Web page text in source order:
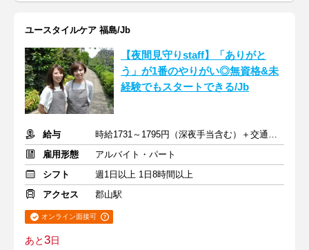
ユースタイルケア 福島/Jb
【夜間見守りstaff】「ありがと
う」が1番のやりがい◎無資格&未
経験でもスタートできる/Jb
給与
時給1731～1795円（深夜手当含む）＋交通費支給
雇用形態
アルバイト・パート
シフト
週1日以上 1日8時間以上
アクセス
郡山駅
オンライン面接可
あと3日